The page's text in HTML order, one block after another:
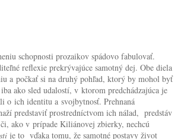
schopnosti prozaikov spádovo fabulovať.
reflexie prekrývajúce samotný dej. Obe diela
a počkať si na druhý pohľad, ktorý by mohol byť
ako sled udalostí, v ktorom predchádzajúca je
o ich identitu a svojbytnosť. Prehnaná
predstaviť prostredníctvom ich nálad, predstáv
ako v prípade Kiliánovej zbierky, nechcú
je to vďaka tomu, že samotné postavy život